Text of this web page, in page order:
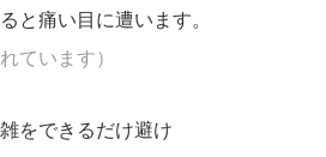
と痛い目に遭います。
ています）
をできるだけ避け